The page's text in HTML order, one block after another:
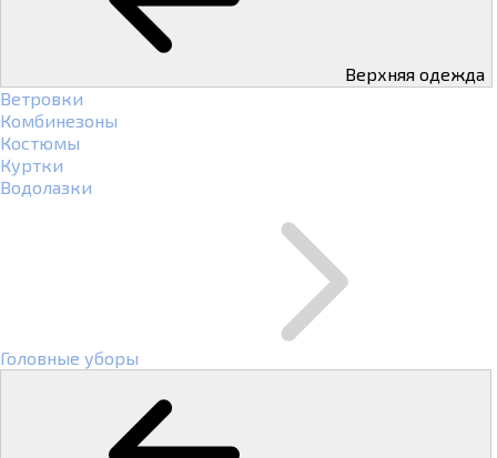
Верхняя одежда
Ветровки
Комбинезоны
Костюмы
Куртки
Водолазки
Головные уборы